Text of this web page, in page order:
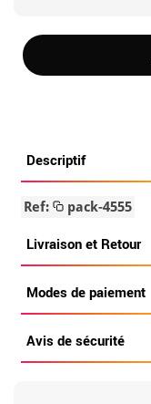
Descriptif
Ref: pack-4555
Livraison et Retour
Modes de paiement
Avis de sécurité